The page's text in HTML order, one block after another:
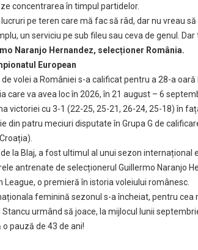
concentrarea în timpul partidelor.
pe teren care mă fac să râd, dar nu vreau
un serviciu pe sub fileu sau ceva de genul.
Naranjo Hernandez, selecționer România.
European
volei a României s-a calificat pentru a 28-a
care va avea loc în 2026, în 21 august – 6
victoriei cu 3-1 (22-25, 25-21, 26-24, 25-18) în
din patru meciuri disputate în Grupa G de
la Blaj, a fost ultimul al unui sezon
antrenate de selecționerul Guillermo Naranjo
League, o premieră în istoria voleiului românesc.
feminină sezonul s-a încheiat, pentru
urmând să joace, la mijlocul lunii
pauză de 43 de ani!